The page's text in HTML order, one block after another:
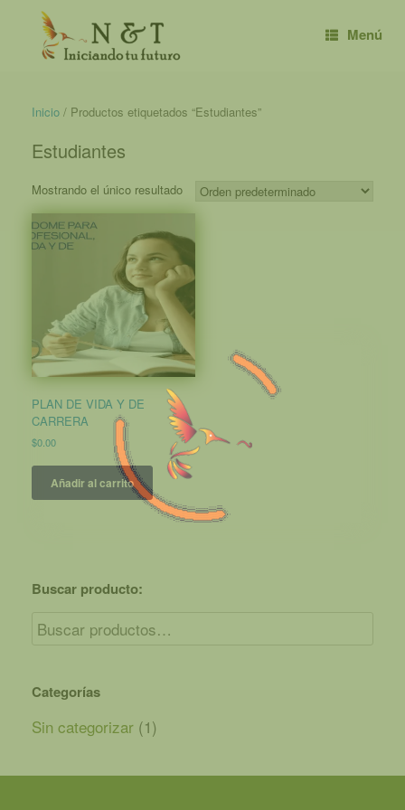
contenido
Menú
Inicio / Productos etiquetados “Estudiantes”
Estudiantes
Mostrando el único resultado
PLAN DE VIDA Y DE
CARRERA
$0.00
Añadir al carrito
Buscar producto:
Categorías
Sin categorizar (1)